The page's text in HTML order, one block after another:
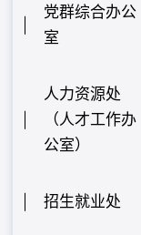
党群综合办公
室
人力资源处
（人才工作办
公室）
招生就业处